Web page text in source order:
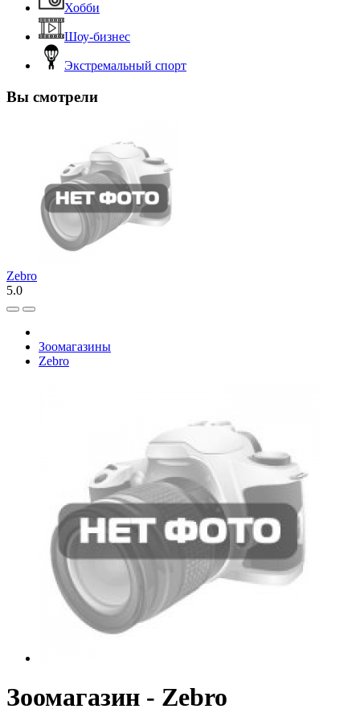
Хобби
Шоу-бизнес
Экстремальный спорт
Вы смотрели
Zebro
5.0
Зоомагазины
Zebro
Зоомагазин - Zebro